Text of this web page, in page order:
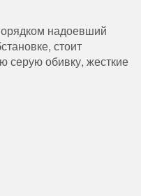
надоевший
стоит
серую обивку, жесткие